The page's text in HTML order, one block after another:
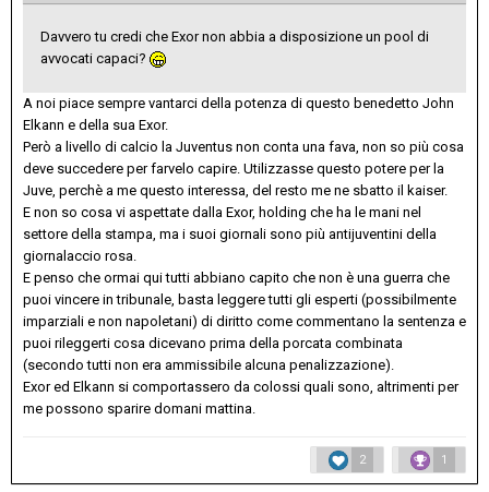
Davvero tu credi che Exor non abbia a disposizione un pool di
avvocati capaci?
A noi piace sempre vantarci della potenza di questo benedetto John
Elkann e della sua Exor.
Però a livello di calcio la Juventus non conta una fava, non so più cosa
deve succedere per farvelo capire. Utilizzasse questo potere per la
Juve, perchè a me questo interessa, del resto me ne sbatto il kaiser.
E non so cosa vi aspettate dalla Exor, holding che ha le mani nel
settore della stampa, ma i suoi giornali sono più antijuventini della
giornalaccio rosa.
E penso che ormai qui tutti abbiano capito che non è una guerra che
puoi vincere in tribunale, basta leggere tutti gli esperti (possibilmente
imparziali e non napoletani) di diritto come commentano la sentenza e
puoi rileggerti cosa dicevano prima della porcata combinata
(secondo tutti non era ammissibile alcuna penalizzazione).
Exor ed Elkann si comportassero da colossi quali sono, altrimenti per
me possono sparire domani mattina.
2 1